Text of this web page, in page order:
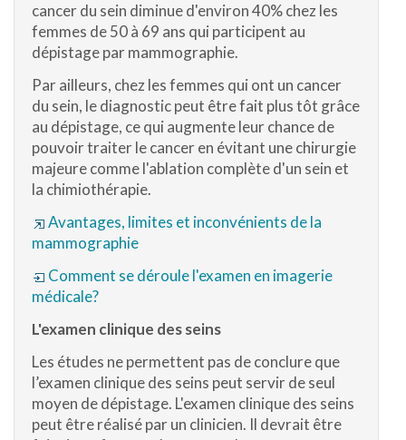
cancer du sein diminue d'environ 40% chez les
femmes de 50 à 69 ans qui participent au
dépistage par mammographie.
Par ailleurs, chez les femmes qui ont un cancer
du sein, le diagnostic peut être fait plus tôt grâce
au dépistage, ce qui augmente leur chance de
pouvoir traiter le cancer en évitant une chirurgie
majeure comme l'ablation complète d'un sein et
la chimiothérapie.
Avantages, limites et inconvénients de la
mammographie
Comment se déroule l'examen en imagerie
médicale?
L'examen clinique des seins
Les études ne permettent pas de conclure que
l’examen clinique des seins peut servir de seul
moyen de dépistage. L'examen clinique des seins
peut être réalisé par un clinicien. Il devrait être